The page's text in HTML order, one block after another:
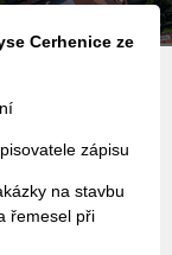
Cerhenice ze
zápisu
na stavbu
řemesel při